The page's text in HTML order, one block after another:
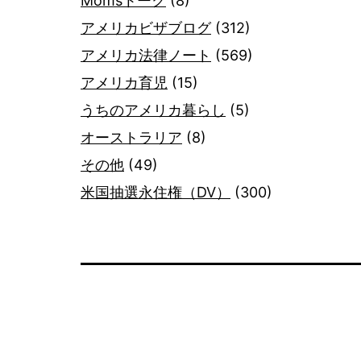
アメリカビザブログ(312)
アメリカ法律ノート (569)
アメリカ育児 (15)
うちのアメリカ暮らし (5)
オーストラリア (8)
その他 (49)
米国抽選永住権（DV）
(300)